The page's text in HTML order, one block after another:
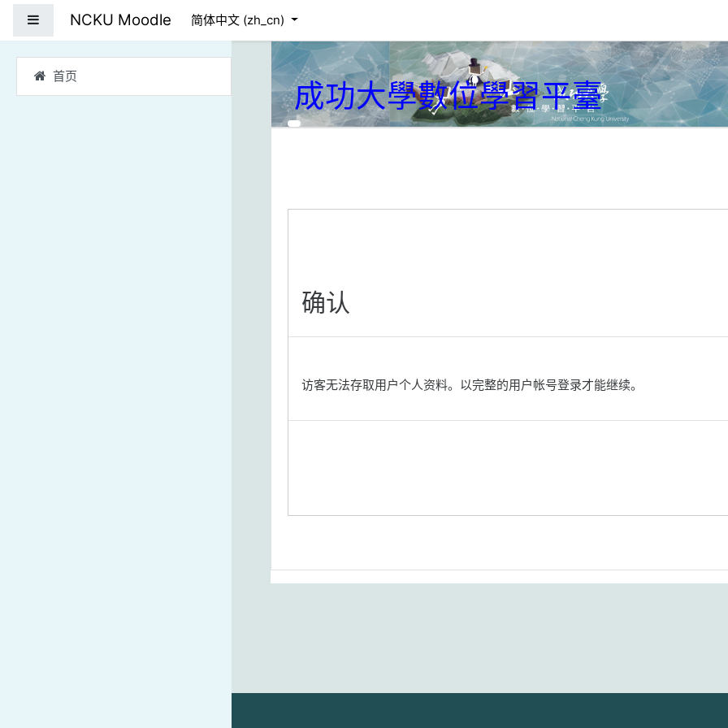
停靠面板
首页
NCKU Moodle 简体中文 ‎(zh_cn)‎
成功大學數位學習平臺
确认
访客无法存取用户个人资料。以完整的用户帐号登录才能继续。